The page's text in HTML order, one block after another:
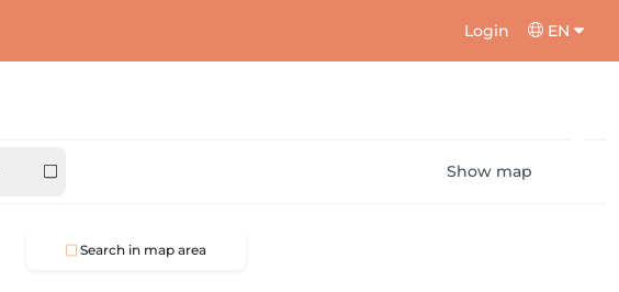
Login EN
Show map
Search in map area